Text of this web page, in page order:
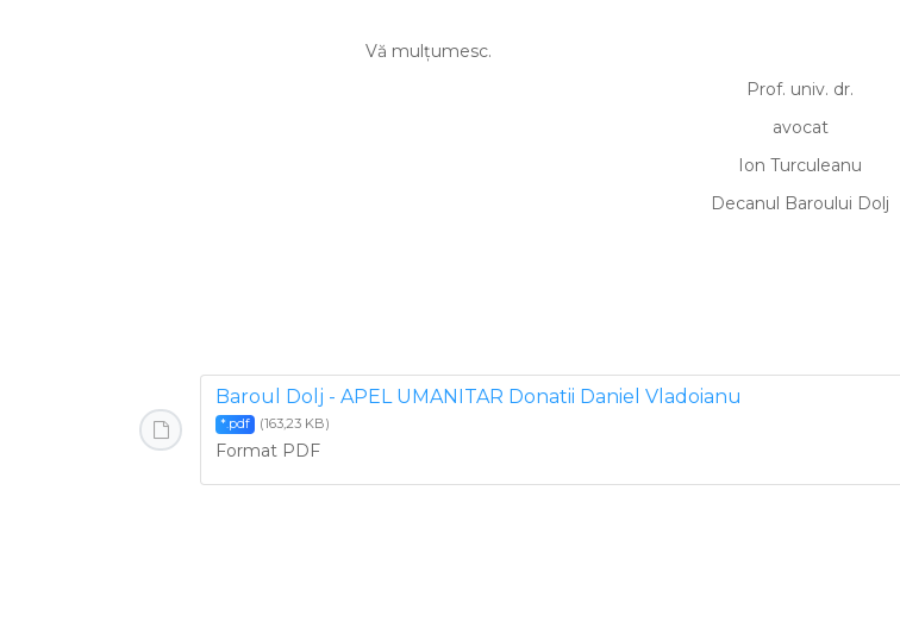
Vă mulţumesc.
Prof. univ. dr.
avocat
Ion Turculeanu
Decanul Baroului Dolj
Baroul Dolj - APEL UMANITAR Donatii Daniel Vladoianu
*.pdf (163,23 KB)
Format PDF